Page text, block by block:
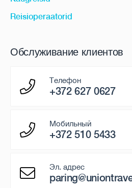
Reisioperaatorid
Обслуживание клиентов
Телефон
+372 627 0627
Мобильный
+372 510 5433
Эл. адрес